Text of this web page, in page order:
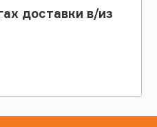
доставки в/из